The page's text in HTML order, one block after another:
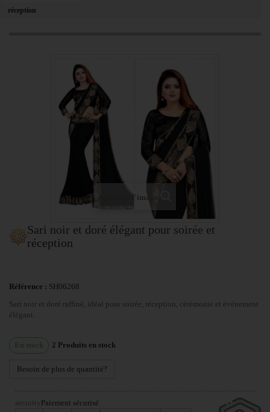
réception
Agrandir l'image
Sari noir et doré élégant pour soirée et
réception
Référence : SH06268
Sari noir et doré raffiné, idéal pour soirée, réception, cérémonie et événement
élégant.
En stock 2 Produits en stock
Besoin de plus de quantité?
security Paiement sécurisé